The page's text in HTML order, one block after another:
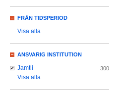
FRÅN TIDSPERIOD
Visa alla
ANSVARIG INSTITUTION
Jamtli 300
Visa alla